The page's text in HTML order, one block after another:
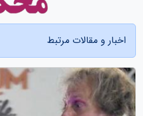
اخبار و مقالات مرتبط